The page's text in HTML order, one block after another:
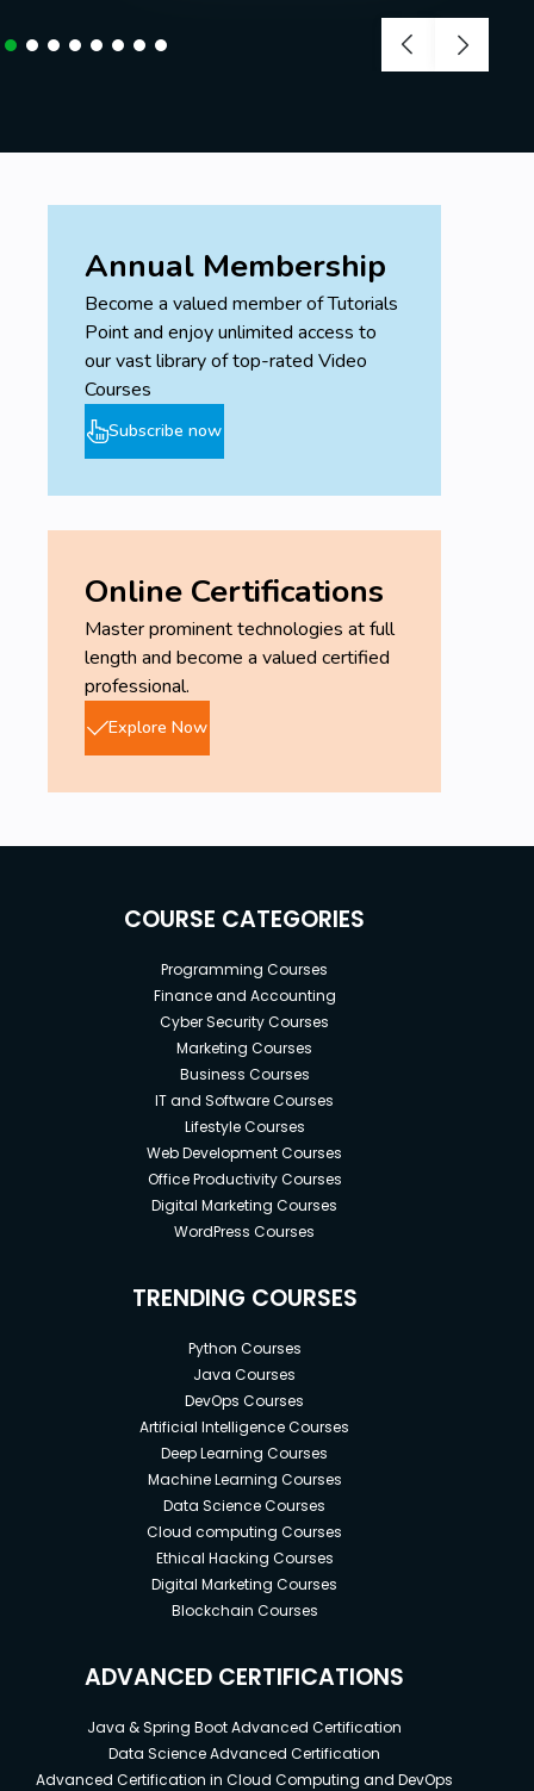
I grafici (1° parte)
Tipologia di errori
Formule relative alle date
Annual Membership
Become a valued member of Tutorials
Point and enjoy unlimited access to
our vast library of top-rated Video
Courses
Subscribe now
Online Certifications
Master prominent technologies at full
length and become a valued certified
professional.
Explore Now
COURSE CATEGORIES
Programming Courses
Finance and Accounting
Cyber Security Courses
Marketing Courses
Business Courses
IT and Software Courses
Lifestyle Courses
Web Development Courses
Office Productivity Courses
Digital Marketing Courses
WordPress Courses
TRENDING COURSES
Python Courses
Java Courses
DevOps Courses
Artificial Intelligence Courses
Deep Learning Courses
Machine Learning Courses
Data Science Courses
Cloud computing Courses
Ethical Hacking Courses
Digital Marketing Courses
Blockchain Courses
ADVANCED CERTIFICATIONS
Java & Spring Boot Advanced Certification
Data Science Advanced Certification
Advanced Certification in Cloud Computing and DevOps